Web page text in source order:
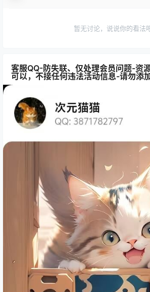
暂无讨论，说说你的看法
客服QQ-防失联、仅处理会员问题-资
可以，不接任何违法活动信息-请勿添